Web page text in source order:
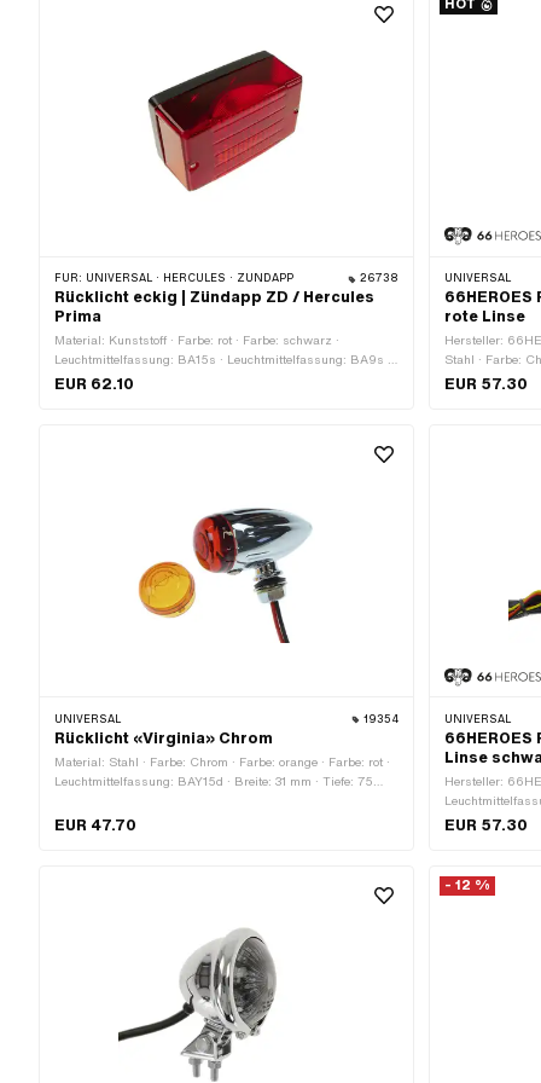
FÜR: UNIVERSAL · HERCULES · ZÜNDAPP 26738
Rücklicht eckig | Zündapp ZD / Hercules
Prima
Material: Kunststoff · Farbe: rot · Farbe: schwarz ·
Leuchtmittelfassung: BA15s · Leuchtmittelfassung: BA9s ·
Breite: 13 mm · Tiefe: 60 mm · Höhe: 75 mm · Bremslicht:
EUR 62.10
HOT
UNIVERSAL
rote Linse
Hersteller:
Stahl · Farbe:
Platine / Einsatz
EUR 57.30
UNIVERSAL 19354
Rücklicht «Virginia» Chrom
Material: Stahl · Farbe: Chrom · Farbe: orange · Farbe: rot ·
Leuchtmittelfassung: BAY15d · Breite: 31 mm · Tiefe: 75
Batteriebetrieben: Nein · Befestigungsart: Schrauben &
EUR 47.70
UNIVERSAL
Linse
Hersteller:
mm · Tiefe: 56
EUR 57.30
- 12 %